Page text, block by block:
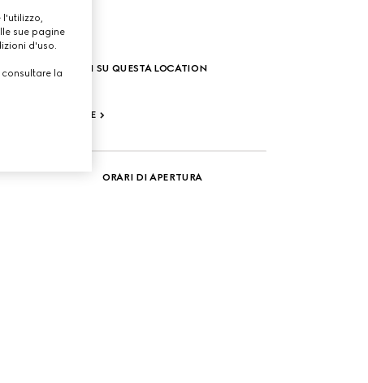
INFORMAZIONI SU QUESTA LOCATION
COME ARRIVARE
ORARI DI APERTURA
sue pagine
d'uso.
la